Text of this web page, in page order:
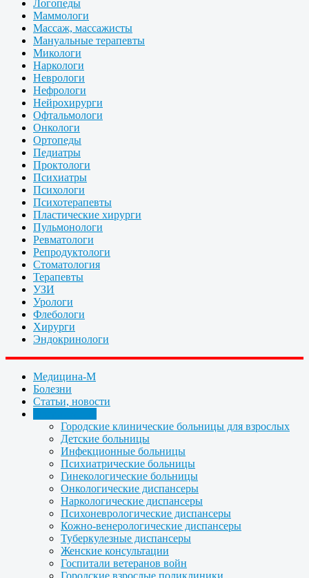
Логопеды
Маммологи
Массаж, массажисты
Мануальные терапевты
Микологи
Наркологи
Неврологи
Нефрологи
Нейрохирурги
Офтальмологи
Онкологи
Ортопеды
Педиатры
Проктологи
Психиатры
Психологи
Психотерапевты
Пластические хирурги
Пульмонологи
Ревматологи
Репродуктологи
Стоматология
Терапевты
УЗИ
Урологи
Флебологи
Хирурги
Эндокринологи
Медицина-М
Болезни
Статьи, новости
Городские клинические больницы для взрослых
Детские больницы
Инфекционные больницы
Психиатрические больницы
Гинекологические больницы
Онкологические диспансеры
Наркологические диспансеры
Психоневрологические диспансеры
Кожно-венерологические диспансеры
Туберкулезные диспансеры
Женские консультации
Госпитали ветеранов войн
Городские взрослые поликлиники